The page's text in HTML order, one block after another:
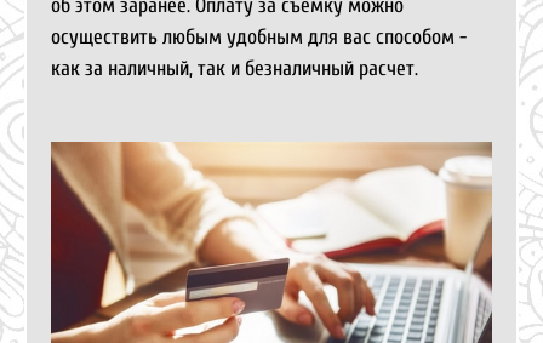
осуществить любым удобным для вас способом -
как за наличный, так и безналичный расчет.